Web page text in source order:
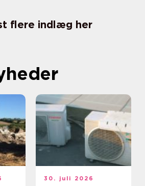
flere indlæg her
30. juli 2026